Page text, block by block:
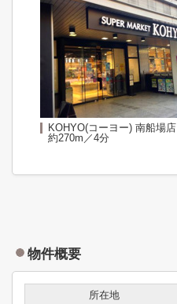
KOHYO(コーヨー) 南船場店
約270m／4分
物件概要
所在地